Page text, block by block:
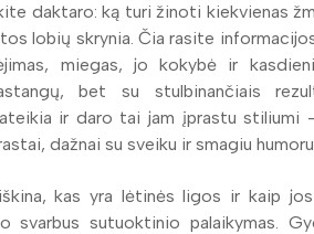
daktaro: ką turi žinoti kiekvienas
lobių skrynia. Čia rasite
miegas, jo kokybė ir
bet su stulbinančiais
ir daro tai jam įprastu stiliumi
dažnai su sveiku ir smagiu
kas yra lėtinės ligos ir kaip
svarbus sutuoktinio palaikymas.